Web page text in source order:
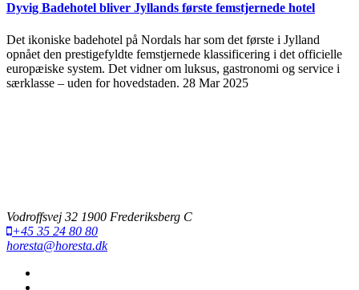
Dyvig Badehotel bliver Jyllands første femstjernede hotel
Det ikoniske badehotel på Nordals har som det første i Jylland
opnået den prestigefyldte femstjernede klassificering i det officielle
europæiske system. Det vidner om luksus, gastronomi og service i
særklasse – uden for hovedstaden. 28 Mar 2025
Vodroffsvej 32 1900 Frederiksberg C
+45 35 24 80 80
horesta@horesta.dk